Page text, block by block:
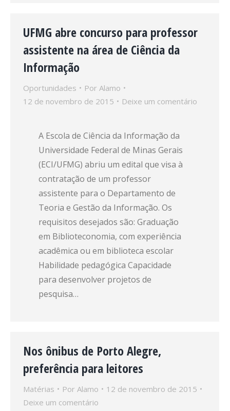
UFMG abre concurso para professor
assistente na área de Ciência da
Informação
Oportunidades Por Alamo
12 de novembro de 2015
Deixe um comentário
A Escola de Ciência da Informação da
Universidade Federal de Minas Gerais
(ECI/UFMG) abriu um edital que visa à
contratação de um professor
assistente para o Departamento de
Teoria e Gestão da Informação. Os
requisitos desejados são: Graduação
em Biblioteconomia, com experiência
acadêmica ou em biblioteca escolar
Habilidade pedagógica Capacidade
para desenvolver projetos de
pesquisa…
Nos ônibus de Porto Alegre,
preferência para leitores
Matérias Por Alamo
12 de novembro de 2015
Deixe um comentário